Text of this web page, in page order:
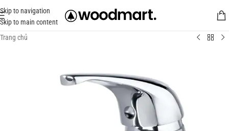
Skip to navigation
Skip to main content
Trang chủ